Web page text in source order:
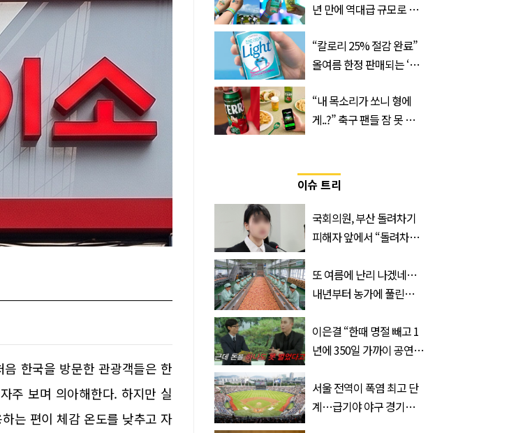
한국을 방문한 관광객들은 한
주 보며 의아해한다. 하지만 실
는 편이 체감 온도를 낮추고 자
년 만에 역대급 규모로 돌
벌’
“칼로리 25% 절감 완료”
올여름 한정 판매되는 ‘최
“내 목소리가 쏘니 형에
게..?” 축구 팬들 잠 못 들
이슈 트리
국회의원, 부산 돌려차기
피해자 앞에서 “돌려차기
또 여름에 난리 나겠네…
내년부터 농가에 풀린다는
이은결 “한때 명절 빼고 1
년에 350일 가까이 공연했
(이유)
서울 전역이 폭염 최고 단
계…급기야 야구 경기까